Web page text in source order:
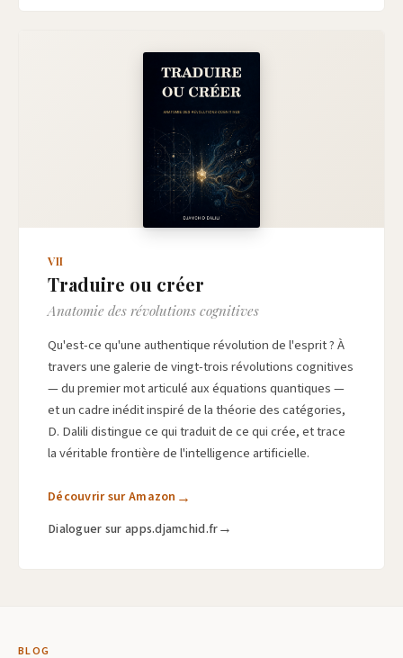
VII
Traduire ou créer
Anatomie des révolutions cognitives
Qu'est-ce qu'une authentique révolution de l'esprit ? À
travers une galerie de vingt-trois révolutions cognitives
— du premier mot articulé aux équations quantiques —
et un cadre inédit inspiré de la théorie des catégories,
D. Dalili distingue ce qui traduit de ce qui crée, et trace
la véritable frontière de l'intelligence artificielle.
Découvrir sur Amazon
Dialoguer sur apps.djamchid.fr
BLOG